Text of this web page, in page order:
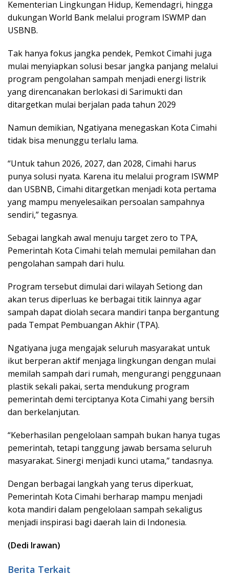
Kementerian Lingkungan Hidup, Kemendagri, hingga
dukungan World Bank melalui program ISWMP dan
USBNB.
Tak hanya fokus jangka pendek, Pemkot Cimahi juga
mulai menyiapkan solusi besar jangka panjang melalui
program pengolahan sampah menjadi energi listrik
yang direncanakan berlokasi di Sarimukti dan
ditargetkan mulai berjalan pada tahun 2029
Namun demikian, Ngatiyana menegaskan Kota Cimahi
tidak bisa menunggu terlalu lama.
“Untuk tahun 2026, 2027, dan 2028, Cimahi harus
punya solusi nyata. Karena itu melalui program ISWMP
dan USBNB, Cimahi ditargetkan menjadi kota pertama
yang mampu menyelesaikan persoalan sampahnya
sendiri,” tegasnya.
Sebagai langkah awal menuju target zero to TPA,
Pemerintah Kota Cimahi telah memulai pemilahan dan
pengolahan sampah dari hulu.
Program tersebut dimulai dari wilayah Setiong dan
akan terus diperluas ke berbagai titik lainnya agar
sampah dapat diolah secara mandiri tanpa bergantung
pada Tempat Pembuangan Akhir (TPA).
Ngatiyana juga mengajak seluruh masyarakat untuk
ikut berperan aktif menjaga lingkungan dengan mulai
memilah sampah dari rumah, mengurangi penggunaan
plastik sekali pakai, serta mendukung program
pemerintah demi terciptanya Kota Cimahi yang bersih
dan berkelanjutan.
“Keberhasilan pengelolaan sampah bukan hanya tugas
pemerintah, tetapi tanggung jawab bersama seluruh
masyarakat. Sinergi menjadi kunci utama,” tandasnya.
Dengan berbagai langkah yang terus diperkuat,
Pemerintah Kota Cimahi berharap mampu menjadi
kota mandiri dalam pengelolaan sampah sekaligus
menjadi inspirasi bagi daerah lain di Indonesia.
(Dedi Irawan)
Berita Terkait